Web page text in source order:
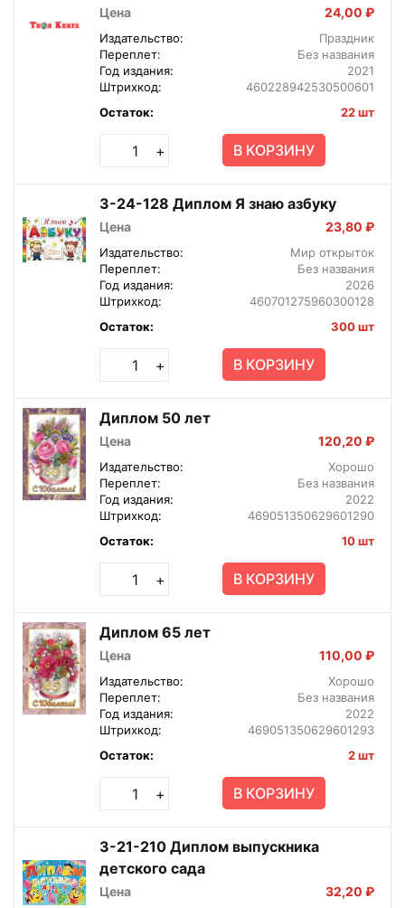
Цена 24,00 ₽
Издательство:
Праздник
Переплет:
Без названия
Год издания:
2021
Штрихкод:
460228942530500601
Остаток:
22 шт
+ В КОРЗИНУ
3-24-128 Диплом Я знаю азбуку
Цена 23,80 ₽
Издательство:
Мир открыток
Переплет:
Без названия
Год издания:
2026
Штрихкод:
460701275960300128
Остаток:
300 шт
+ В КОРЗИНУ
Диплом 50 лет
Цена 120,20 ₽
Издательство:
Хорошо
Переплет:
Без названия
Год издания:
2022
Штрихкод:
469051350629601290
Остаток:
10 шт
+ В КОРЗИНУ
Диплом 65 лет
Цена 110,00 ₽
Издательство:
Хорошо
Переплет:
Без названия
Год издания:
2022
Штрихкод:
469051350629601293
Остаток:
2 шт
+ В КОРЗИНУ
3-21-210 Диплом выпускника
детского сада
Цена 32,20 ₽